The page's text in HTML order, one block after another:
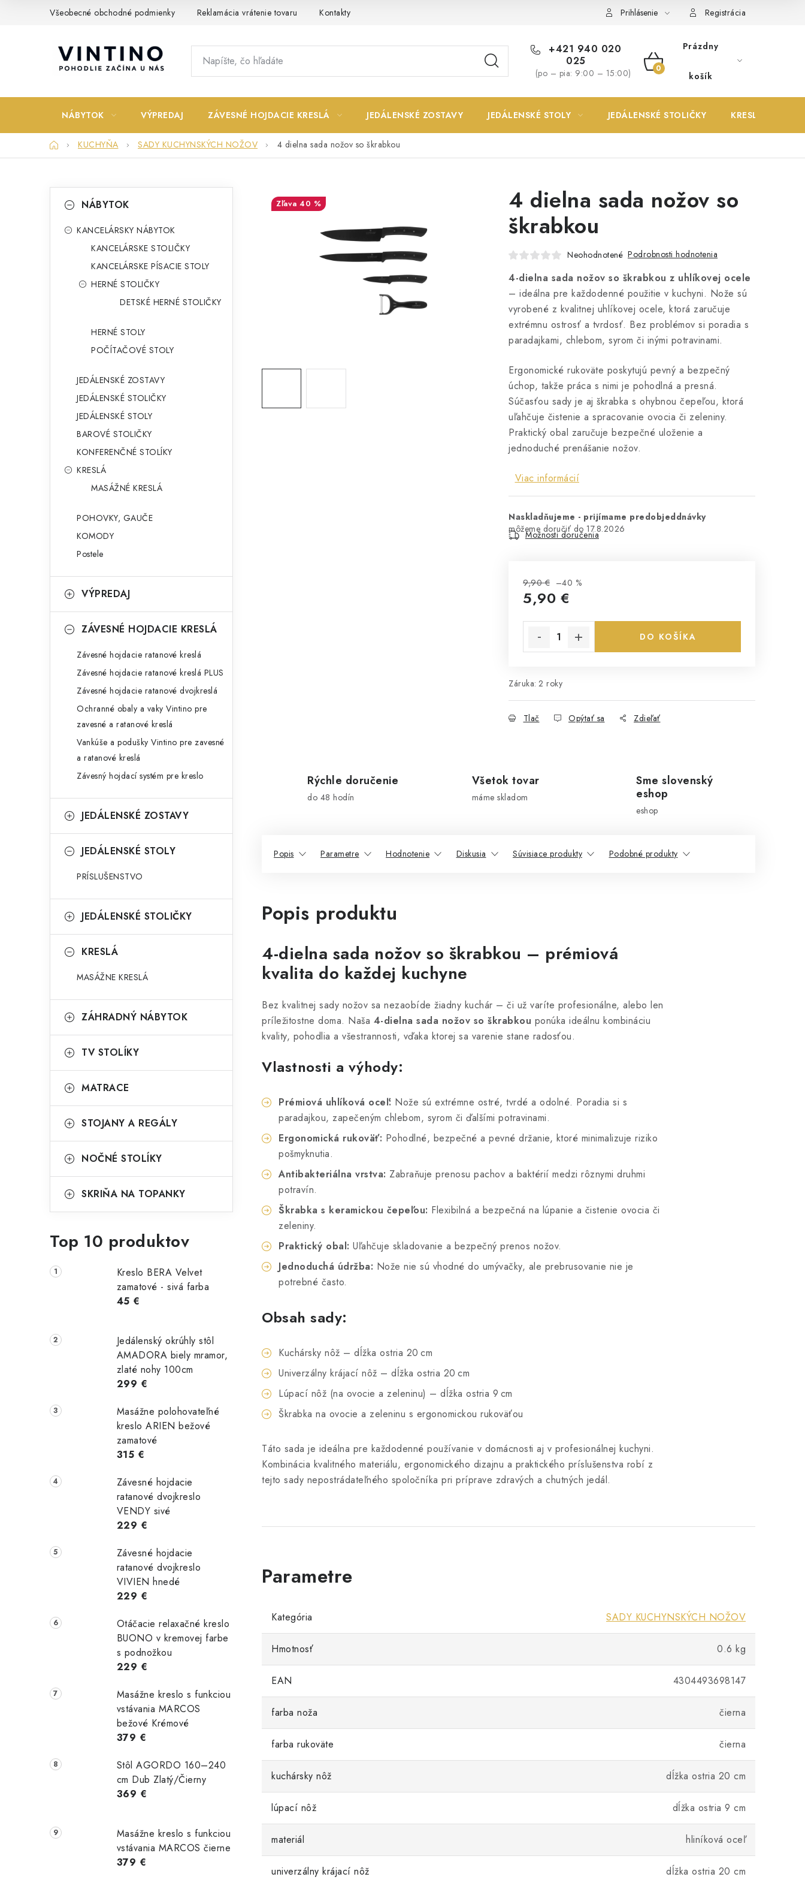
Všeobecné obchodné podmienky Reklamácia vrátenie tovaru Kontakty Prihlásenie Registrácia
+421 940 020
025
(po – pia: 9:00 – 15:00)
NÁKUPNÝ
Prázdny
košík
NÁBYTOK VÝPREDAJ ZÁVESNÉ HOJDACIE KRESLÁ JEDÁLENSKÉ ZOSTAVY JEDÁLENSKÉ STOLY JEDÁLENSKÉ STOLIČKY KRESLÁ
DomovKUCHYŇA SADY KUCHYNSKÝCH NOŽOV 4 dielna sada nožov so škrabkou
kategórieNÁBYTOK
KANCELÁRSKY NÁBYTOK
KANCELÁRSKE STOLIČKY
KANCELÁRSKE PÍSACIE STOLY
HERNÉ STOLIČKY
DETSKÉ HERNÉ STOLIČKY
HERNÉ STOLY
POČÍTAČOVÉ STOLY
JEDÁLENSKÉ ZOSTAVY
JEDÁLENSKÉ STOLIČKY
JEDÁLENSKÉ STOLY
BAROVÉ STOLIČKY
KONFERENČNÉ STOLÍKY
KRESLÁ
MASÁŽNÉ KRESLÁ
POHOVKY, GAUČE
KOMODY
Postele
VÝPREDAJ
ZÁVESNÉ HOJDACIE KRESLÁ
Závesné hojdacie ratanové kreslá
Závesné hojdacie ratanové kreslá PLUS
Závesné hojdacie ratanové dvojkreslá
Ochranné obaly a vaky Vintino pre
zavesné a ratanové kreslá
Vankúše a podušky Vintino pre zavesné
a ratanové kreslá
Závesný hojdací systém pre kreslo
JEDÁLENSKÉ ZOSTAVY
JEDÁLENSKÉ STOLY
PRÍSLUŠENSTVO
JEDÁLENSKÉ STOLIČKY
KRESLÁ
MASÁŽNE KRESLÁ
ZÁHRADNÝ NÁBYTOK
TV STOLÍKY
MATRACE
STOJANY A REGÁLY
NOČNÉ STOLÍKY
SKRIŇA NA TOPANKY
Top 10 produktov
Kreslo BERA Velvet
zamatové - sivá farba
45 €
Jedálenský okrúhly stôl
AMADORA biely mramor,
zlaté nohy 100cm
299 €
Masážne polohovateľné
kreslo ARIEN bežové
zamatové
315 €
Závesné hojdacie
ratanové dvojkreslo
VENDY sivé
229 €
Závesné hojdacie
ratanové dvojkreslo
VIVIEN hnedé
229 €
Otáčacie relaxačné kreslo
BUONO v kremovej farbe
s podnožkou
229 €
Masážne kreslo s funkciou
vstávania MARCOS
bežové Krémové
379 €
Stôl AGORDO 160–240
cm Dub Zlatý/Čierny
369 €
Masážne kreslo s funkciou
vstávania MARCOS čierne
379 €
4 dielna sada nožov so
škrabkou
Neohodnotené Podrobnosti hodnotenia
4-dielna sada nožov so škrabkou z uhlíkovej ocele
– ideálna pre každodenné použitie v kuchyni. Nože sú
vyrobené z kvalitnej uhlíkovej ocele, ktorá zaručuje
extrémnu ostrosť a tvrdosť. Bez problémov si poradia s
paradajkami, chlebom, syrom či inými potravinami.
Ergonomické rukoväte poskytujú pevný a bezpečný
úchop, takže práca s nimi je pohodlná a presná.
Súčasťou sady je aj škrabka s ohybnou čepeľou, ktorá
uľahčuje čistenie a spracovanie ovocia či zeleniny.
Praktický obal zaručuje bezpečné uloženie a
jednoduché prenášanie nožov.
Viac informácií
Naskladňujeme - prijímame predobjeddnávky
17.8.2026
Možnosti doručenia
9,90 € –40 %
5,90 €
DO KOŠÍKA
Záruka: 2 roky
Tlač Opýtať sa Zdieľať
40 %
Rýchle doručenie
do 48 hodín
Všetok tovar
máme skladom
Sme slovenský
eshop
eshop
Popis Parametre Hodnotenie Diskusia Súvisiace produkty Podobné produkty
Popis produktu
4-dielna sada nožov so škrabkou – prémiová
kvalita do každej kuchyne
Bez kvalitnej sady nožov sa nezaobíde žiadny kuchár – či už varíte profesionálne, alebo len
príležitostne doma. Naša 4-dielna sada nožov so škrabkou ponúka ideálnu kombináciu
kvality, pohodlia a všestrannosti, vďaka ktorej sa varenie stane radosťou.
Vlastnosti a výhody:
Prémiová uhlíková oceľ: Nože sú extrémne ostré, tvrdé a odolné. Poradia si s
paradajkou, zapečeným chlebom, syrom či ďalšími potravinami.
Ergonomická rukoväť: Pohodlné, bezpečné a pevné držanie, ktoré minimalizuje riziko
pošmyknutia.
Antibakteriálna vrstva: Zabraňuje prenosu pachov a baktérií medzi rôznymi druhmi
potravín.
Škrabka s keramickou čepeľou: Flexibilná a bezpečná na lúpanie a čistenie ovocia či
zeleniny.
Praktický obal: Uľahčuje skladovanie a bezpečný prenos nožov.
Jednoduchá údržba: Nože nie sú vhodné do umývačky, ale prebrusovanie nie je
potrebné často.
Obsah sady:
Kuchársky nôž – dĺžka ostria 20 cm
Univerzálny krájací nôž – dĺžka ostria 20 cm
Lúpací nôž (na ovocie a zeleninu) – dĺžka ostria 9 cm
Škrabka na ovocie a zeleninu s ergonomickou rukoväťou
Táto sada je ideálna pre každodenné používanie v domácnosti aj v profesionálnej kuchyni.
Kombinácia kvalitného materiálu, ergonomického dizajnu a praktického príslušenstva robí z
tejto sady nepostrádateľného spoločníka pri príprave zdravých a chutných jedál.
Kategória SADY KUCHYNSKÝCH NOŽOV
Hmotnosť 0.6 kg
EAN 4304493698147
farba noža čierna
farba rukoväte čierna
kuchársky nôž dĺžka ostria 20 cm
lúpací nôž dĺžka ostria 9 cm
materiál hliníková oceľ
univerzálny krájací nôž dĺžka ostria 20 cm